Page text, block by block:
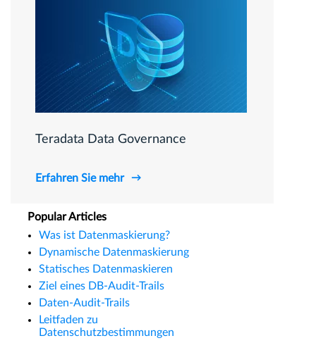
Teradata Data Governance
Erfahren Sie mehr
Popular Articles
Was ist Datenmaskierung?
Dynamische Datenmaskierung
Statisches Datenmaskieren
Ziel eines DB-Audit-Trails
Daten-Audit-Trails
Leitfaden zu
Datenschutzbestimmungen